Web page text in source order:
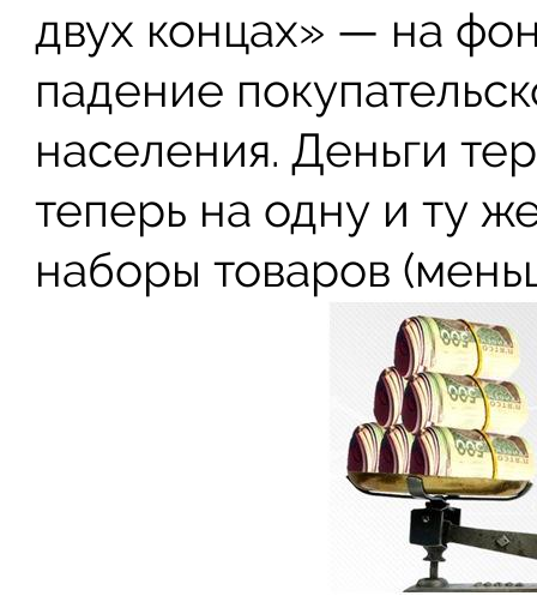
двух концах» — на
падение
населения. Деньги
теперь на одну и ту
наборы товаров